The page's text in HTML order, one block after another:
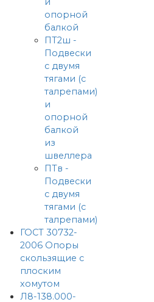
опорной
балкой
ПТ2ш -
Подвески
с двумя
тягами (с
талрепами)
и
опорной
балкой
из
швеллера
ПТв -
Подвески
с двумя
тягами (с
талрепами)
ГОСТ 30732-
2006 Опоры
скользящие с
плоским
хомутом
Л8-138.000-